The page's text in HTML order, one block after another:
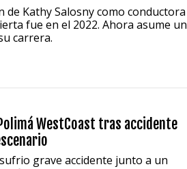
de Kathy Salosny como conductora
fue en el 2022. Ahora asume un
carrera.
WestCoast tras accidente
grave accidente junto a un